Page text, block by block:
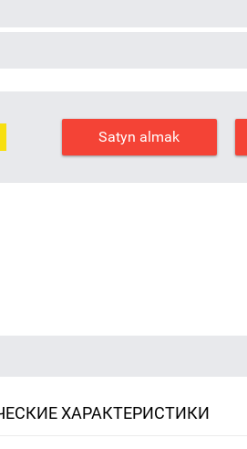
Satyn almak
ХАРАКТЕРИСТИКИ